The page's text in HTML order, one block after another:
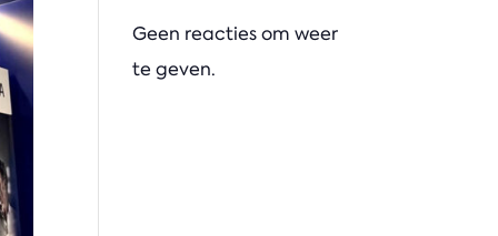
Geen reacties om weer
te geven.